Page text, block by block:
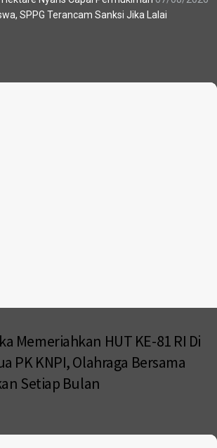
SPPG Terancam Sanksi Jika Lalai
Memeriahkan HUT KE-81 RI Di
PK KNPI, Olahraga Bersama
Setiap Bulan